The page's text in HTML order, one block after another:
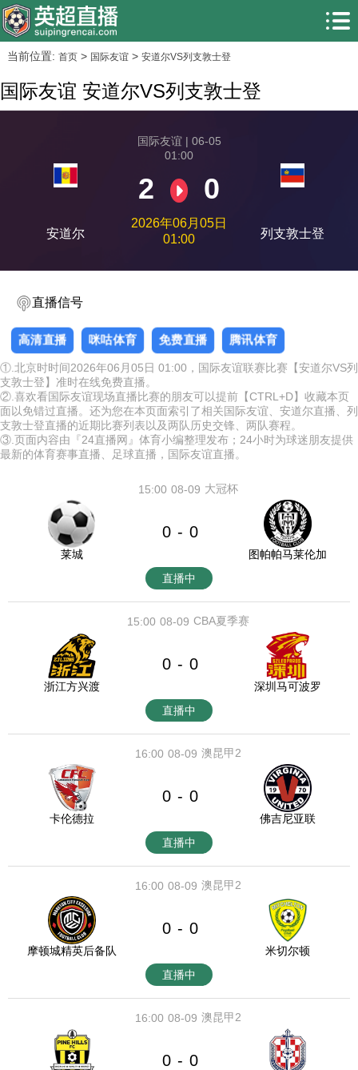
当前位置: 首页> 国际友谊> 安道尔VS列支敦士登
国际友谊 安道尔VS列支敦士登
安道尔
国际友谊 | 06-05
01:00
2 0
2026年06月05日
01:00
列支敦士登
直播信号
高清直播 咪咕体育 免费直播 腾讯体育
①.北京时时间2026年06月05日 01:00，国际友谊联赛比赛【安道尔VS列
支敦士登】准时在线免费直播。
②.喜欢看国际友谊现场直播比赛的朋友可以提前【CTRL+D】收藏本页
面以免错过直播。还为您在本页面索引了相关国际友谊、安道尔直播、列
支敦士登直播的近期比赛列表以及两队历史交锋、两队赛程。
③.页面内容由『24直播网』体育小编整理发布；24小时为球迷朋友提供
最新的体育赛事直播、足球直播，国际友谊直播。
08-09
15:00 大冠杯
莱城
0 - 0
图帕帕马莱伦加
直播中
08-09
15:00 CBA夏季赛
浙江方兴渡
0 - 0
深圳马可波罗
直播中
08-09
16:00 澳昆甲2
卡伦德拉
0 - 0
佛吉尼亚联
直播中
08-09
16:00 澳昆甲2
摩顿城精英后备队
0 - 0
米切尔顿
直播中
08-09
16:00 澳昆甲2
0 - 0